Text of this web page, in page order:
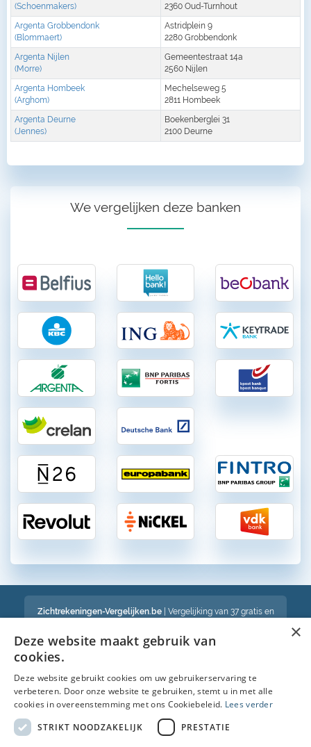
(Schoenmakers)
2360 Oud-Turnhout
Argenta Grobbendonk
(Blommaert)
Astridplein 9
2280 Grobbendonk
Argenta Nijlen
(Morre)
Gemeentestraat 14a
2560 Nijlen
Argenta Hombeek
(Arghom)
Mechelseweg 5
2811 Hombeek
Argenta Deurne
(Jennes)
Boekenberglei 31
2100 Deurne
We vergelijken deze banken
Zichtrekeningen-Vergelijken.be| Vergelijking van 37 gratis en
Een volledig onafhankelijke vergelijking van gratis en betalende
bankrekeningen in België
Bekijk ook :
Spaarrekening
×
Deze website maakt gebruik van
cookies.
Deze website gebruikt cookies om uw gebruikerservaring te
verbeteren. Door onze website te gebruiken, stemt u in met alle
cookies in overeenstemming met ons Cookiebeleid. Lees verder
STRIKT NOODZAKELIJK
PRESTATIE